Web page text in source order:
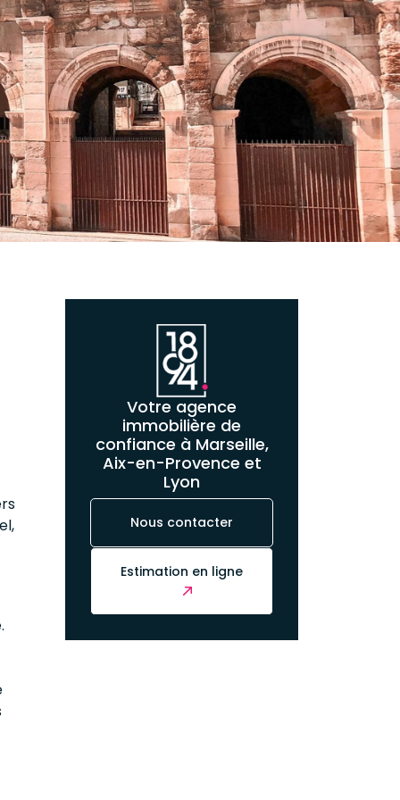
Votre agence
immobilière de
confiance à Marseille,
Aix-en-Provence et
Lyon
Nous contacter
Estimation en ligne